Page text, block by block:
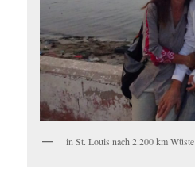
in St. Louis nach 2.200 km Wüste